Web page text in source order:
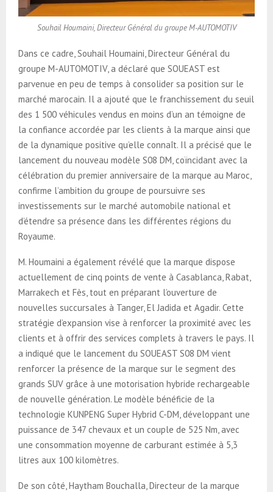
Souhail Houmaini, Directeur Général du groupe M-AUTOMOTIV
Dans ce cadre, Souhail Houmaini, Directeur Général du
groupe M-AUTOMOTIV, a déclaré que SOUEAST est
parvenue en peu de temps à consolider sa position sur le
marché marocain. Il a ajouté que le franchissement du seuil
des 1 500 véhicules vendus en moins d’un an témoigne de
la confiance accordée par les clients à la marque ainsi que
de la dynamique positive qu’elle connaît. Il a précisé que le
lancement du nouveau modèle S08 DM, coïncidant avec la
célébration du premier anniversaire de la marque au Maroc,
confirme l’ambition du groupe de poursuivre ses
investissements sur le marché automobile national et
d’étendre sa présence dans les différentes régions du
Royaume.
M. Houmaini a également révélé que la marque dispose
actuellement de cinq points de vente à Casablanca, Rabat,
Marrakech et Fès, tout en préparant l’ouverture de
nouvelles succursales à Tanger, El Jadida et Agadir. Cette
stratégie d’expansion vise à renforcer la proximité avec les
clients et à offrir des services complets à travers le pays. Il
a indiqué que le lancement du SOUEAST S08 DM vient
renforcer la présence de la marque sur le segment des
grands SUV grâce à une motorisation hybride rechargeable
de nouvelle génération. Le modèle bénéficie de la
technologie KUNPENG Super Hybrid C-DM, développant une
puissance de 347 chevaux et un couple de 525 Nm, avec
une consommation moyenne de carburant estimée à 5,3
litres aux 100 kilomètres.
De son côté, Haytham Bouchalla, Directeur de la marque